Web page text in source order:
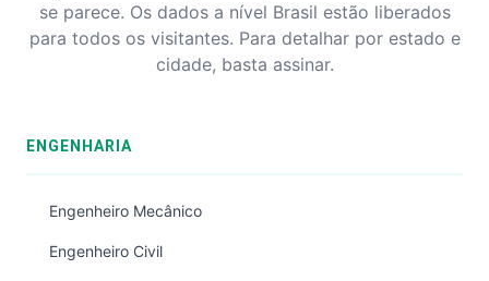
se parece. Os dados a nível Brasil estão liberados
para todos os visitantes. Para detalhar por estado e
cidade, basta assinar.
ENGENHARIA
Engenheiro Mecânico
Engenheiro Civil